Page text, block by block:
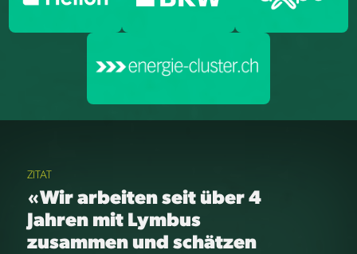
ZITAT
«Wir arbeiten seit über 4
Jahren mit Lymbus
zusammen und schätzen